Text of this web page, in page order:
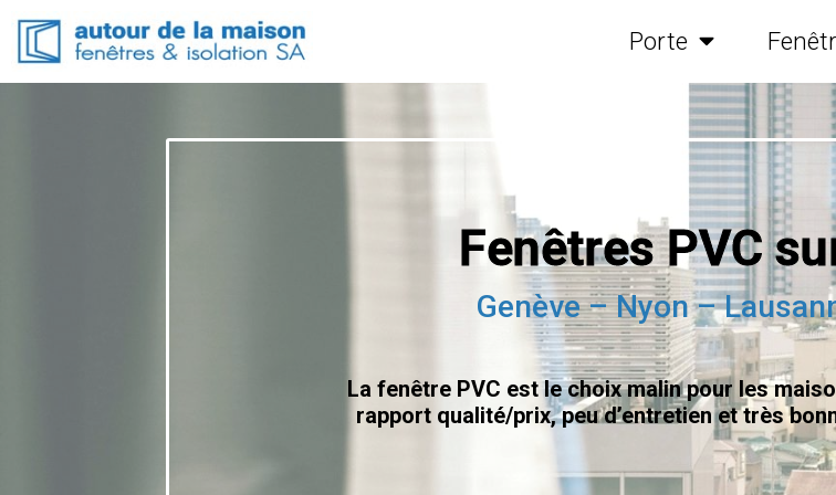
Porte
Fenêtres PVC
Genève – Nyon –
La fenêtre PVC est le choix malin pour les
rapport qualité/prix, peu d’entretien et très